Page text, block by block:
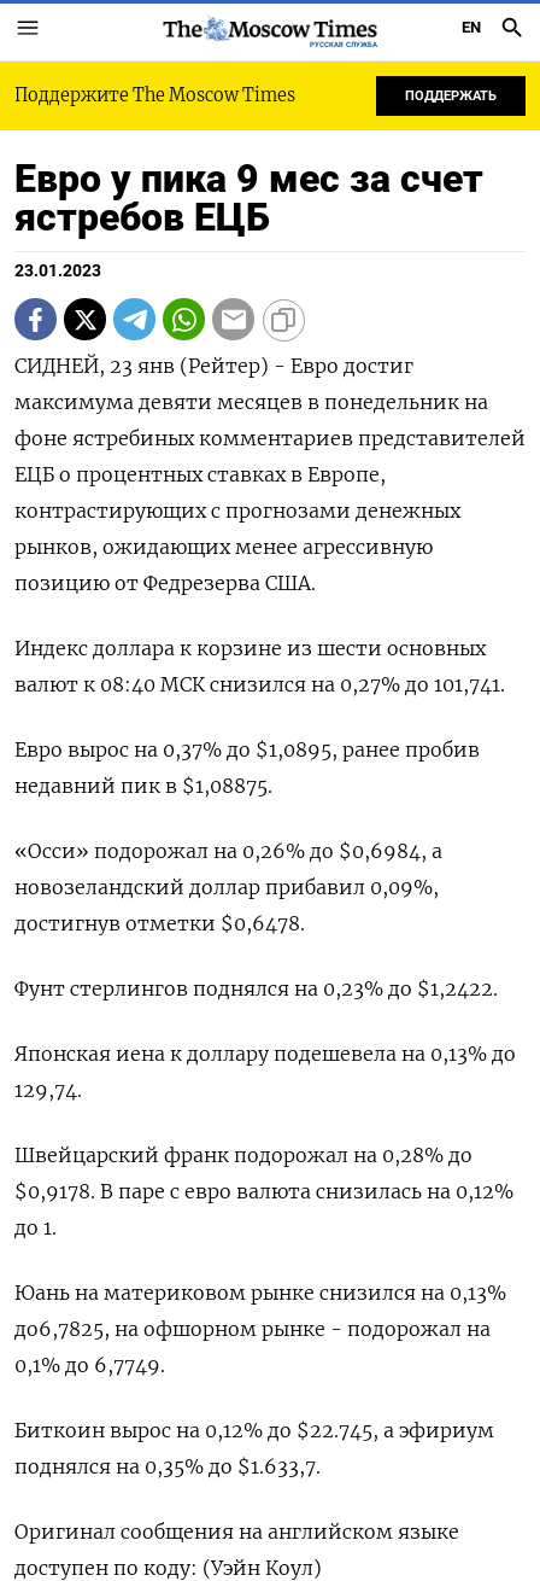
РУССКАЯ СЛУЖБА
EN
Поддержите The Moscow Times ПОДДЕРЖАТЬ
Евро у пика 9 мес за счет
ястребов ЕЦБ
23.01.2023
СИДНЕЙ, 23 янв (Рейтер) - Евро достиг
максимума девяти месяцев в понедельник на
фоне ястребиных комментариев представителей
ЕЦБ о процентных ставках в Европе,
контрастирующих с прогнозами денежных
рынков, ожидающих менее агрессивную
позицию от Федрезерва США.
Индекс доллара к корзине из шести основных
валют к 08:40 МСК снизился на 0,27% до 101,741​.
Евро вырос на 0,37% до $1,0895​, ранее пробив
недавний пик в $1,08875.
«Осси» подорожал на 0,26% до $0,6984​, а
новозеландский доллар прибавил 0,09%,
достигнув отметки $0,6478​.
Фунт стерлингов поднялся на 0,23% до $1,2422​.
Японская иена к доллару подешевела на 0,13%​ до
129,74.
Швейцарский франк подорожал на 0,28% до
$0,9178​. В паре с евро валюта снизилась на 0,12%​
до 1.
Юань на материковом рынке снизился на 0,13%
до​ 6,7825​, на офшорном рынке - подорожал на
0,1% до 6,7749.
Биткоин вырос на 0,12% до $22.745, а эфириум
поднялся на 0,35% до $1.633,7.
Оригинал сообщения на английском языке
доступен по коду: (Уэйн Коул)